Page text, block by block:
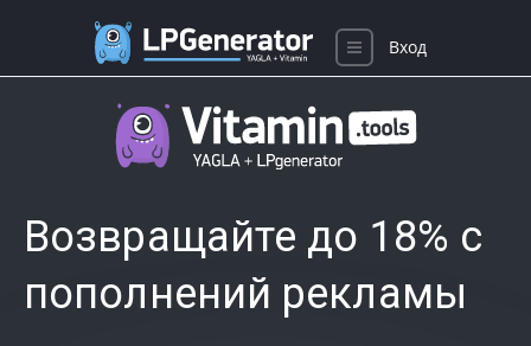
Возвращайте до 18% с
пополнений рекламы
Вход